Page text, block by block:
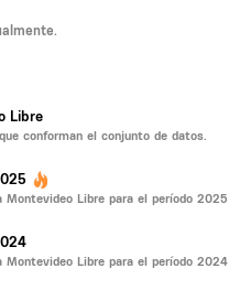
Libre
conforman el conjunto de datos.
Montevideo Libre para el período 2025
Montevideo Libre para el período 2024